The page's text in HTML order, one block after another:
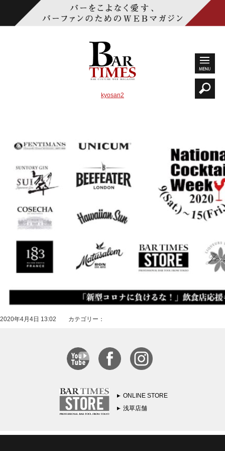
kyosan2
2020年4月4日 13:02 カテゴリー：
ONLINE STORE
浅草店舗